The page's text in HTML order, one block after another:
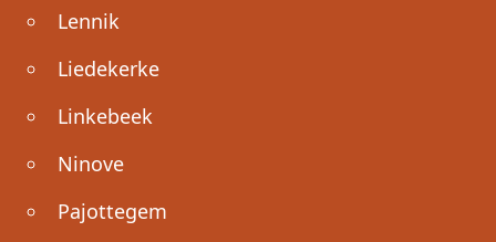
Lennik
Liedekerke
Linkebeek
Ninove
Pajottegem